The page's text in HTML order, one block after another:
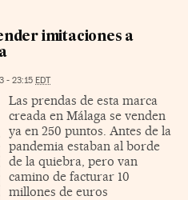
imitaciones a
- 23:15 EDT
Las prendas de esta marca
creada en Málaga se venden
ya en 250 puntos. Antes de la
pandemia estaban al borde
de la quiebra, pero van
camino de facturar 10
millones de euros